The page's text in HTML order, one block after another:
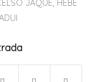
JAQUE HEBE